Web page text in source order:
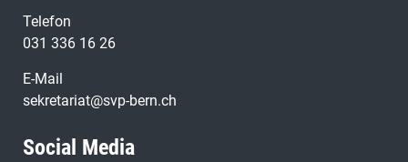
Telefon
031 336 16 26
E-Mail
sekretariat@svp-bern.ch
Social Media